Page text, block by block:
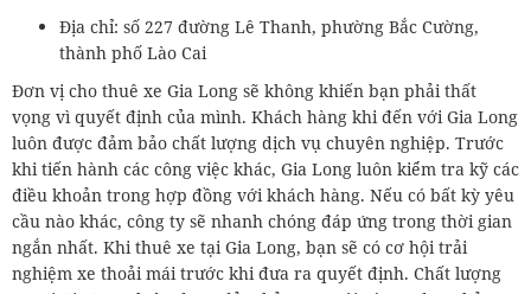
Địa chỉ: số 227 đường Lê Thanh, phường Bắc Cường,
thành phố Lào Cai
Đơn vị cho thuê xe Gia Long sẽ không khiến bạn phải thất
vọng vì quyết định của mình. Khách hàng khi đến với Gia Long
luôn được đảm bảo chất lượng dịch vụ chuyên nghiệp. Trước
khi tiến hành các công việc khác, Gia Long luôn kiểm tra kỹ các
điều khoản trong hợp đồng với khách hàng. Nếu có bất kỳ yêu
cầu nào khác, công ty sẽ nhanh chóng đáp ứng trong thời gian
ngắn nhất. Khi thuê xe tại Gia Long, bạn sẽ có cơ hội trải
nghiệm xe thoải mái trước khi đưa ra quyết định. Chất lượng